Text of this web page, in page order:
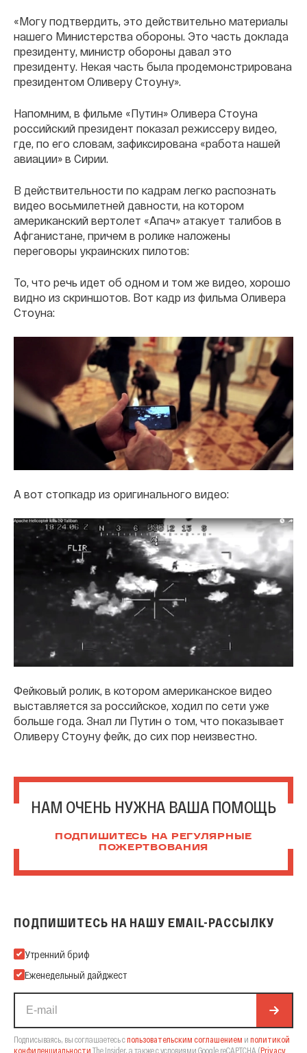
«Могу подтвердить, это действительно материалы
нашего Министерства обороны. Это часть доклада
президенту, министр обороны давал это
президенту. Некая часть была продемонстрирована
президентом Оливеру Стоуну».
Напомним, в фильме «Путин» Оливера Стоуна
российский президент показал режиссеру видео,
где, по его словам, зафиксирована «работа нашей
авиации» в Сирии.
В действительности по кадрам легко распознать
видео восьмилетней давности, на котором
американский вертолет «Апач» атакует талибов в
Афганистане, причем в ролике наложены
переговоры украинских пилотов:
То, что речь идет об одном и том же видео, хорошо
видно из скриншотов. Вот кадр из фильма Оливера
Стоуна:
А вот стопкадр из оригинального видео:
Фейковый ролик, в котором американское видео
выставляется за российское, ходил по сети уже
больше года. Знал ли Путин о том, что показывает
Оливеру Стоуну фейк, до сих пор неизвестно.
НАМ ОЧЕНЬ НУЖНА ВАША ПОМОЩЬ
ПОДПИШИТЕСЬ НА РЕГУЛЯРНЫЕ
ПОЖЕРТВОВАНИЯ
ПОДПИШИТЕСЬ НА НАШУ EMAIL-РАССЫЛКУ
Подпишитесь на нашу Email-рассылку
Утренний бриф
Еженедельный дайджест
Подписываясь, вы соглашаетесь спользовательским соглашением и политикой
конфиденциальности The Insider, а также с условиями Google reCAPTCHA (Privacy